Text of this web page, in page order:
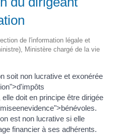
de l'information légale et
Ministère chargé de la vie
soit non lucrative et exonérée
doit en principe être dirigée
est non lucrative si elle
financier à ses adhérents.